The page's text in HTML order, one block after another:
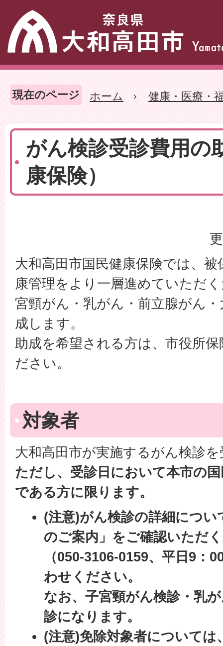
現在のページ ホーム 健康・医療・
がん検診受診費用の
康保険）
大和高田市国民健康保険では、
康管理をより一層進めていただ
宮頸がん・乳がん・前立腺がん
成します。
助成を希望される方は、市役所
ださい。
対象者
大和高田市が実施するがん検診
ただし、受診日において本市の
である方に限ります。
(注意)がん検診の詳細につい
のご案内」をご確認いただ
（050-3106-0159、平日9：
わせください。
なお、子宮頸がん検診・乳
診になります。
(注意)免除対象者について